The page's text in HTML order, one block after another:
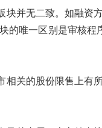
并无二致。如融资
的唯一区别是审核
关的股份限售上有